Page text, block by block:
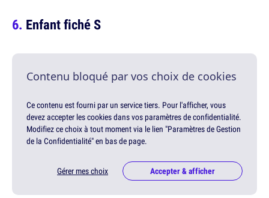
Enfant fiché S
Contenu bloqué par vos choix de cookies
Ce contenu est fourni par un service tiers. Pour l'afficher, vous
devez accepter les cookies dans vos paramètres de confidentialité.
Modifiez ce choix à tout moment via le lien "Paramètres de Gestion
de la Confidentialité" en bas de page.
Gérer mes choix Accepter & afficher